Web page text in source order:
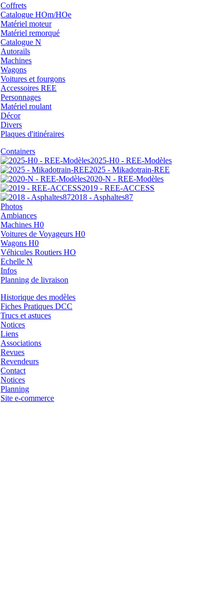
Coffrets
Catalogue HOm/HOe
Matériel moteur
Matériel remorqué
Catalogue N
Autorails
Machines
Wagons
Voitures et fourgons
Accessoires REE
Personnages
Matériel roulant
Décor
Divers
Plaques d'itinéraires
Containers
2025-H0 - REE-Modèles
2025 - Mikadotrain-REE
2020-N - REE-Modèles
2019 - REE-ACCESS
2018 - Asphaltes87
Photos
Ambiances
Machines H0
Voitures de Voyageurs H0
Wagons H0
Véhicules Routiers HO
Echelle N
Infos
Planning de livraison
Historique des modèles
Fiches Pratiques DCC
Trucs et astuces
Notices
Liens
Associations
Revues
Revendeurs
Contact
Notices
Planning
Site e-commerce